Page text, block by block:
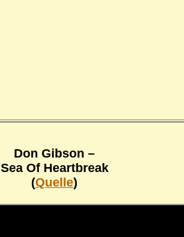
Don Gibson –
Sea Of Heartbreak
(Quelle)